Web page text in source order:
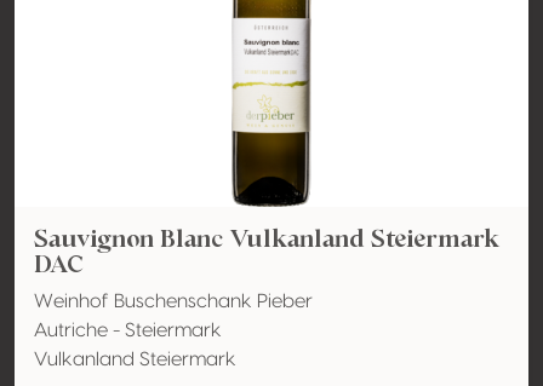
Sauvignon Blanc Vulkanland Steiermark
DAC
Weinhof Buschenschank Pieber
Autriche - Steiermark
Vulkanland Steiermark